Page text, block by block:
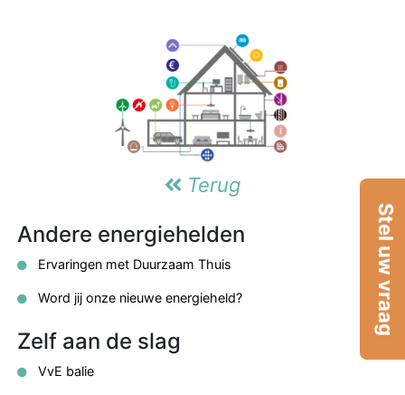
Stel uw vraag
Terug
Andere energiehelden
Ervaringen met Duurzaam Thuis
Word jij onze nieuwe energieheld?
Zelf aan de slag
VvE balie